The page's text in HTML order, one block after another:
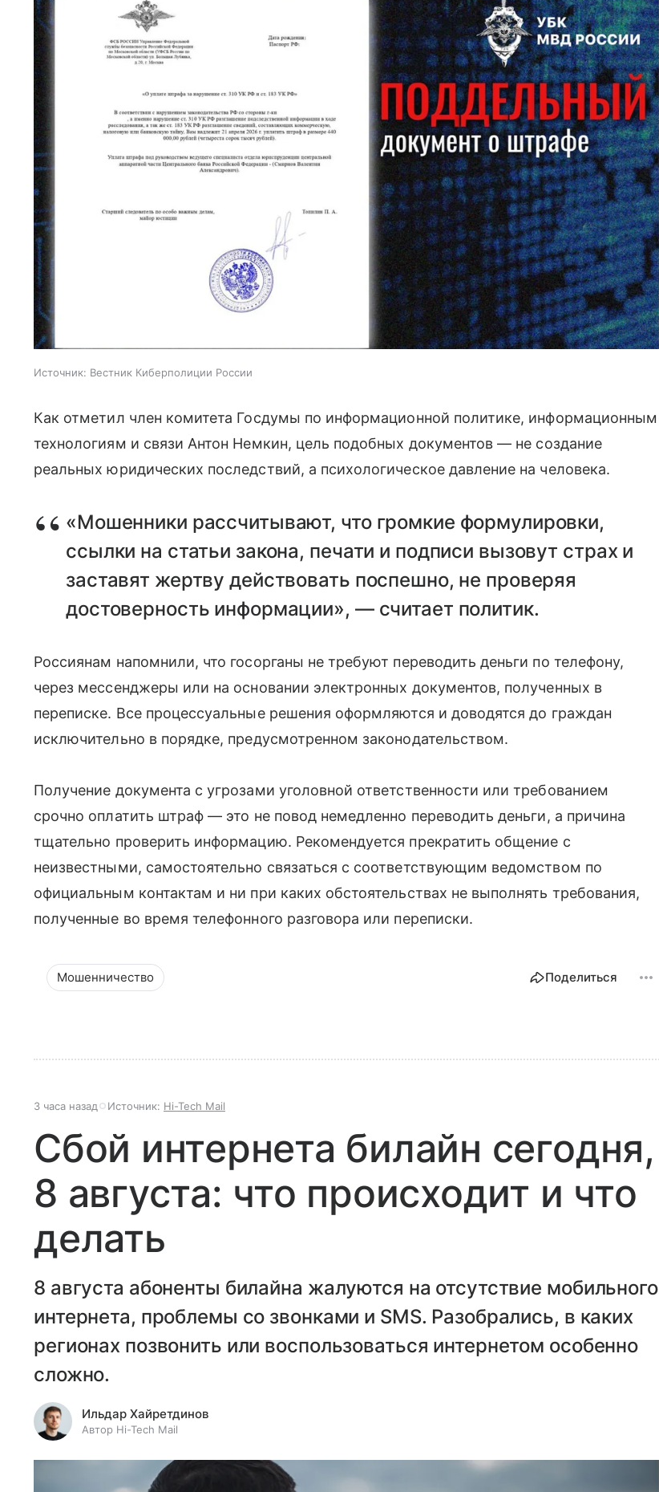
Источник: Вестник Киберполиции России
Как отметил член комитета Госдумы по информационной политике, информационным
технологиям и связи Антон Немкин, цель подобных документов — не создание
реальных юридических последствий, а психологическое давление на человека.
«Мошенники рассчитывают, что громкие формулировки,
ссылки на статьи закона, печати и подписи вызовут страх и
заставят жертву действовать поспешно, не проверяя
достоверность информации», — считает политик.
Россиянам напомнили, что госорганы не требуют переводить деньги по телефону,
через мессенджеры или на основании электронных документов, полученных в
переписке. Все процессуальные решения оформляются и доводятся до граждан
исключительно в порядке, предусмотренном законодательством.
Получение документа с угрозами уголовной ответственности или требованием
срочно оплатить штраф — это не повод немедленно переводить деньги, а причина
тщательно проверить информацию. Рекомендуется прекратить общение с
неизвестными, самостоятельно связаться с соответствующим ведомством по
официальным контактам и ни при каких обстоятельствах не выполнять требования,
полученные во время телефонного разговора или переписки.
Мошенничество Поделиться
3 часа назад Источник: Hi-Tech Mail
Сбой интернета билайн сегодня,
8 августа: что происходит и что
делать
8 августа абоненты билайна жалуются на отсутствие мобильного
интернета, проблемы со звонками и SMS. Разобрались, в каких
регионах позвонить или воспользоваться интернетом особенно
сложно.
Ильдар Хайретдинов
Автор Hi-Tech Mail